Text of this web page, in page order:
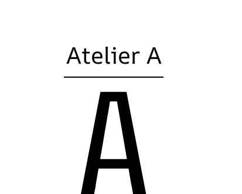
Atelier A